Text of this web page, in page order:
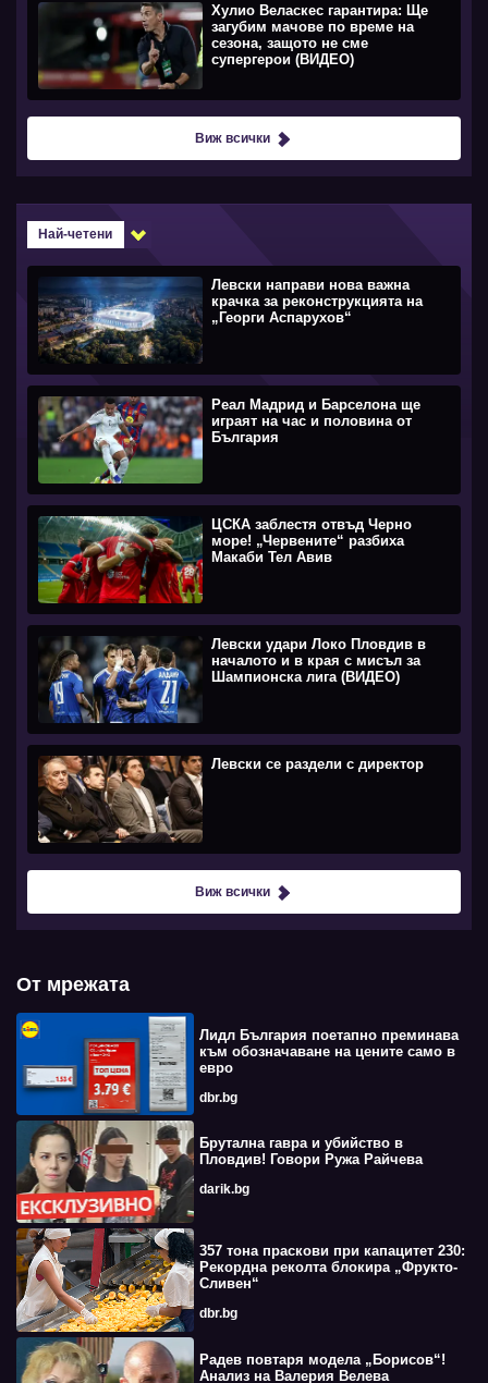
Хулио Веласкес гарантира: Ще
загубим мачове по време на
сезона, защото не сме
супергерои (ВИДЕО)
Виж всички
Най-четени
Левски направи нова важна
крачка за реконструкцията на
„Георги Аспарухов“
Реал Мадрид и Барселона ще
играят на час и половина от
България
ЦСКА заблестя отвъд Черно
море! „Червените“ разбиха
Макаби Тел Авив
Левски удари Локо Пловдив в
началото и в края с мисъл за
Шампионска лига (ВИДЕО)
Левски се раздели с директор
Виж всички
От мрежата
Лидл България поетапно преминава
към обозначаване на цените само в
евро
dbr.bg
Брутална гавра и убийство в
Пловдив! Говори Ружа Райчева
darik.bg
357 тона праскови при капацитет 230:
Рекордна реколта блокира „Фрукто-
Сливен“
dbr.bg
Радев повтаря модела „Борисов“!
Анализ на Валерия Велева